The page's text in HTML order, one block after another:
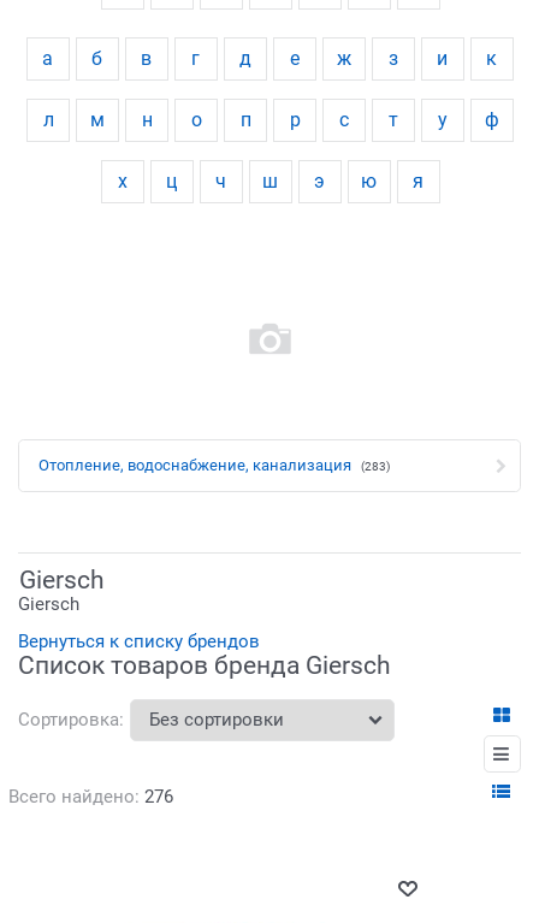
а б в г д е ж з и к
л м н о п р с т у ф
х ц ч ш э ю я
Отопление, водоснабжение, канализация (283)
Giersch
Giersch
Вернуться к списку брендов
Список товаров бренда Giersch
Сортировка:
Всего найдено: 276